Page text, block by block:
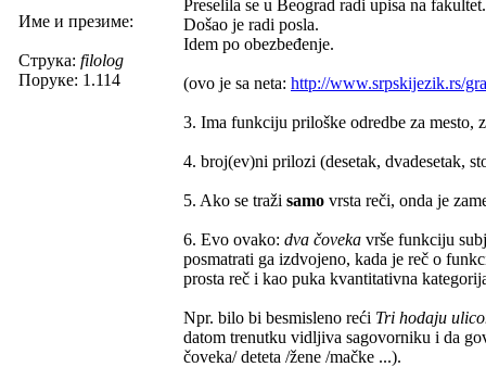
Име и презиме:
Струка: filolog
Поруке: 1.114
Preselila se u Beograd radi upisa na fakultet.
Došao je radi posla.
Idem po obezbeđenje.
(ovo je sa neta: http://www.srpskijezik.rs/
3. Ima funkciju priloške odredbe za mesto,
4. broj(ev)ni prilozi (desetak, dvadesetak,
5. Ako se traži samo vrsta reči, onda je
6. Evo ovako: dva čoveka vrše funkciju
posmatrati ga izdvojeno, kada je reč o
prosta reč i kao puka kvantitativna
Npr. bilo bi besmisleno reći Tri hodaju
datom trenutku vidljiva sagovorniku i da
čoveka/ deteta /žene /mačke ...).